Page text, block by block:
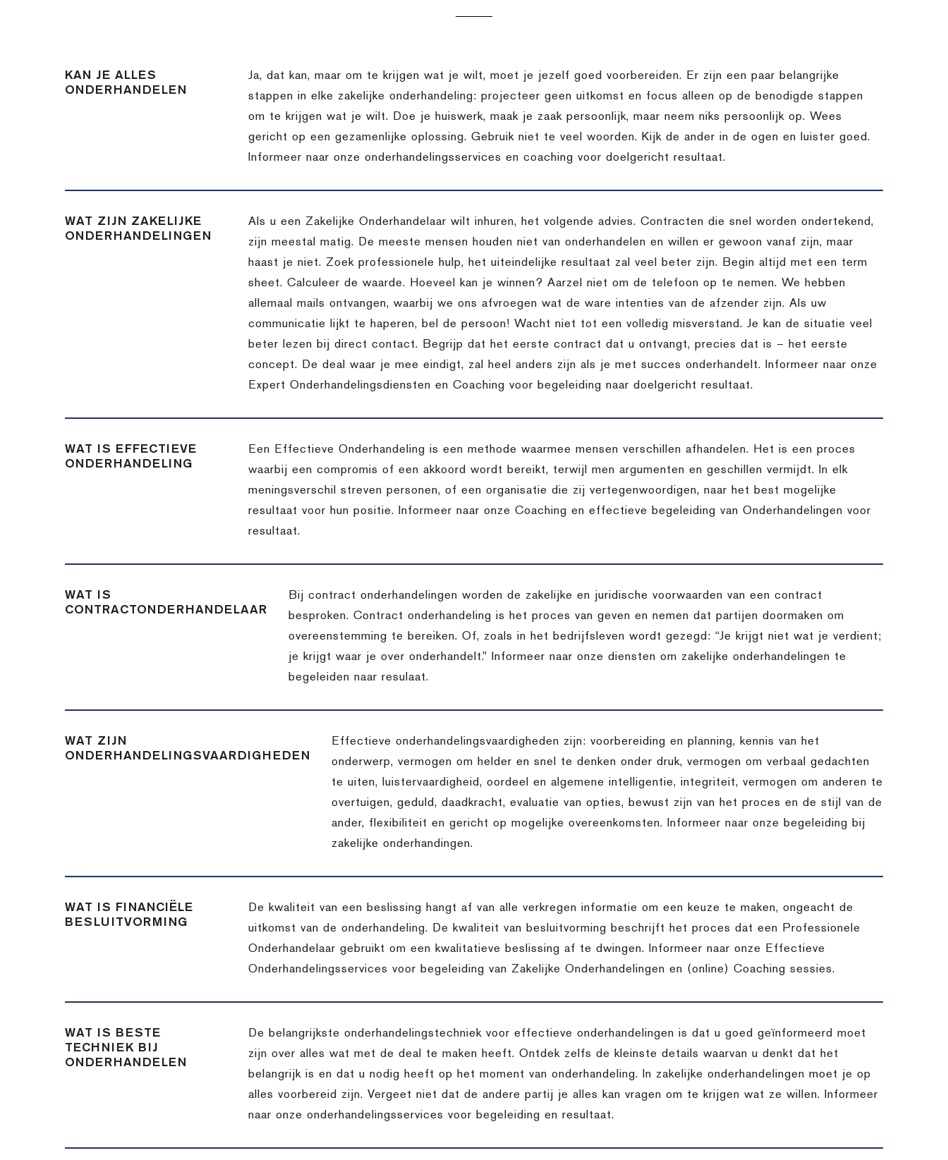
KAN JE ALLES
ONDERHANDELEN
Ja, dat kan, maar om te krijgen wat je wilt, moet je jezelf goed voorbereiden. Er zijn een paar belangrijke
stappen in elke zakelijke onderhandeling: projecteer geen uitkomst en focus alleen op de benodigde stappen
om te krijgen wat je wilt. Doe je huiswerk, maak je zaak persoonlijk, maar neem niks persoonlijk op. Wees
gericht op een gezamenlijke oplossing. Gebruik niet te veel woorden. Kijk de ander in de ogen en luister goed.
Informeer naar onze onderhandelingsservices en coaching voor doelgericht resultaat.
WAT ZIJN ZAKELIJKE
ONDERHANDELINGEN
Als u een Zakelijke Onderhandelaar wilt inhuren, het volgende advies. Contracten die snel worden ondertekend,
zijn meestal matig. De meeste mensen houden niet van onderhandelen en willen er gewoon vanaf zijn, maar
haast je niet. Zoek professionele hulp, het uiteindelijke resultaat zal veel beter zijn. Begin altijd met een term
sheet. Calculeer de waarde. Hoeveel kan je winnen? Aarzel niet om de telefoon op te nemen. We hebben
allemaal mails ontvangen, waarbij we ons afvroegen wat de ware intenties van de afzender zijn. Als uw
communicatie lijkt te haperen, bel de persoon! Wacht niet tot een volledig misverstand. Je kan de situatie veel
beter lezen bij direct contact. Begrijp dat het eerste contract dat u ontvangt, precies dat is – het eerste
concept. De deal waar je mee eindigt, zal heel anders zijn als je met succes onderhandelt. Informeer naar onze
Expert Onderhandelingsdiensten en Coaching voor begeleiding naar doelgericht resultaat.
WAT IS EFFECTIEVE
ONDERHANDELING
Een Effectieve Onderhandeling is een methode waarmee mensen verschillen afhandelen. Het is een proces
waarbij een compromis of een akkoord wordt bereikt, terwijl men argumenten en geschillen vermijdt. In elk
meningsverschil streven personen, of een organisatie die zij vertegenwoordigen, naar het best mogelijke
resultaat voor hun positie. Informeer naar onze Coaching en effectieve begeleiding van Onderhandelingen voor
resultaat.
WAT IS
CONTRACTONDERHANDELAAR
Bij contract onderhandelingen worden de zakelijke en juridische voorwaarden van een contract
besproken. Contract onderhandeling is het proces van geven en nemen dat partijen doormaken om
overeenstemming te bereiken. Of, zoals in het bedrijfsleven wordt gezegd: “Je krijgt niet wat je verdient;
je krijgt waar je over onderhandelt.” Informeer naar onze diensten om zakelijke onderhandelingen te
begeleiden naar resulaat.
WAT ZIJN
ONDERHANDELINGSVAARDIGHEDEN
Effectieve onderhandelingsvaardigheden zijn: voorbereiding en planning, kennis van het
onderwerp, vermogen om helder en snel te denken onder druk, vermogen om verbaal gedachten
te uiten, luistervaardigheid, oordeel en algemene intelligentie, integriteit, vermogen om anderen te
overtuigen, geduld, daadkracht, evaluatie van opties, bewust zijn van het proces en de stijl van de
ander, flexibiliteit en gericht op mogelijke overeenkomsten. Informeer naar onze begeleiding bij
zakelijke onderhandingen.
WAT IS FINANCIËLE
BESLUITVORMING
De kwaliteit van een beslissing hangt af van alle verkregen informatie om een keuze te maken, ongeacht de
uitkomst van de onderhandeling. De kwaliteit van besluitvorming beschrijft het proces dat een Professionele
Onderhandelaar gebruikt om een kwalitatieve beslissing af te dwingen. Informeer naar onze Effectieve
Onderhandelingsservices voor begeleiding van Zakelijke Onderhandelingen en (online) Coaching sessies.
WAT IS BESTE
TECHNIEK BIJ
ONDERHANDELEN
De belangrijkste onderhandelingstechniek voor effectieve onderhandelingen is dat u goed geïnformeerd moet
zijn over alles wat met de deal te maken heeft. Ontdek zelfs de kleinste details waarvan u denkt dat het
belangrijk is en dat u nodig heeft op het moment van onderhandeling. In zakelijke onderhandelingen moet je op
alles voorbereid zijn. Vergeet niet dat de andere partij je alles kan vragen om te krijgen wat ze willen. Informeer
naar onze onderhandelingsservices voor begeleiding en resultaat.